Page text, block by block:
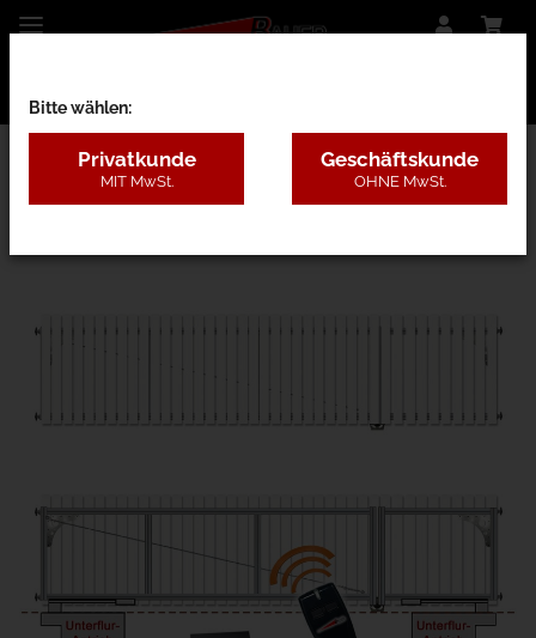
28CB - Kunststoff ohne Pfosten
Bitte wählen:
Privatkunde
MIT MwSt.
Geschäftskunde
OHNE MwSt.